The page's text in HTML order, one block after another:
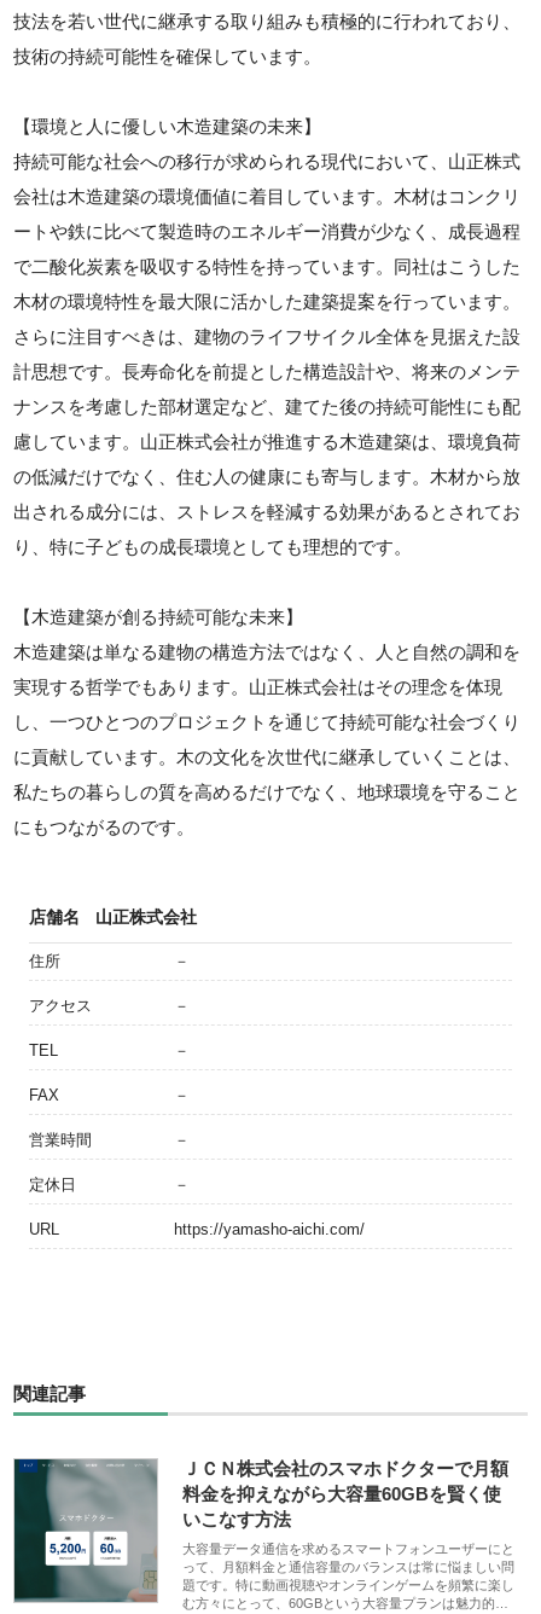
技法を若い世代に継承する取り組みも積極的に行われており、
技術の持続可能性を確保しています。
【環境と人に優しい木造建築の未来】
持続可能な社会への移行が求められる現代において、山正株式
会社は木造建築の環境価値に着目しています。木材はコンクリ
ートや鉄に比べて製造時のエネルギー消費が少なく、成長過程
で二酸化炭素を吸収する特性を持っています。同社はこうした
木材の環境特性を最大限に活かした建築提案を行っています。
さらに注目すべきは、建物のライフサイクル全体を見据えた設
計思想です。長寿命化を前提とした構造設計や、将来のメンテ
ナンスを考慮した部材選定など、建てた後の持続可能性にも配
慮しています。山正株式会社が推進する木造建築は、環境負荷
の低減だけでなく、住む人の健康にも寄与します。木材から放
出される成分には、ストレスを軽減する効果があるとされてお
り、特に子どもの成長環境としても理想的です。
【木造建築が創る持続可能な未来】
木造建築は単なる建物の構造方法ではなく、人と自然の調和を
実現する哲学でもあります。山正株式会社はその理念を体現
し、一つひとつのプロジェクトを通じて持続可能な社会づくり
に貢献しています。木の文化を次世代に継承していくことは、
私たちの暮らしの質を高めるだけでなく、地球環境を守ること
にもつながるのです。
店舗名 山正株式会社
住所 －
アクセス －
TEL －
FAX －
営業時間 －
定休日 －
URL https://yamasho-aichi.com/
関連記事
ＪＣＮ株式会社のスマホドクターで月額
料金を抑えながら大容量60GBを賢く使
いこなす方法
大容量データ通信を求めるスマートフォンユーザーにと
って、月額料金と通信容量のバランスは常に悩ましい問
題です。特に動画視聴やオンラインゲームを頻繁に楽し
む方々にとって、60GBという大容量プランは魅力的…